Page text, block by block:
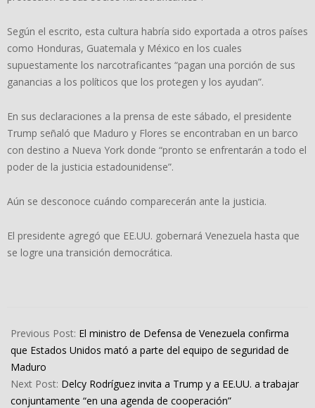
Según el escrito, esta cultura habría sido exportada a otros países
como Honduras, Guatemala y México en los cuales
supuestamente los narcotraficantes “pagan una porción de sus
ganancias a los políticos que los protegen y los ayudan”.
En sus declaraciones a la prensa de este sábado, el presidente
Trump señaló que Maduro y Flores se encontraban en un barco
con destino a Nueva York donde “pronto se enfrentarán a todo el
poder de la justicia estadounidense”.
Aún se desconoce cuándo comparecerán ante la justicia.
El presidente agregó que EE.UU. gobernará Venezuela hasta que
se logre una transición democrática.
01-
05
Previous Post: El ministro de Defensa de Venezuela confirma
que Estados Unidos mató a parte del equipo de seguridad de
Maduro
Next Post: Delcy Rodríguez invita a Trump y a EE.UU. a trabajar
conjuntamente “en una agenda de cooperación”